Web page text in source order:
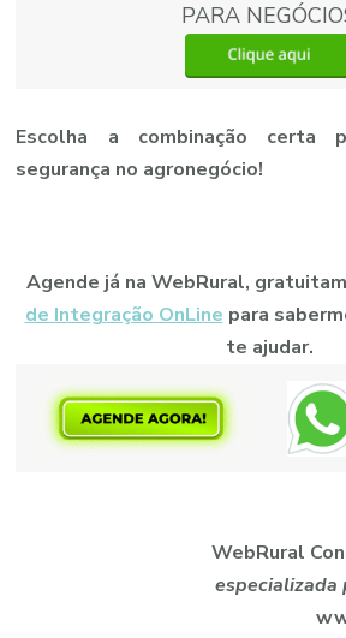
PARA
Escolha a combinação certa
segurança no agronegócio!
Agende já na WebRural,
de Integração OnLine para
te ajudar.
WebRural
especializada